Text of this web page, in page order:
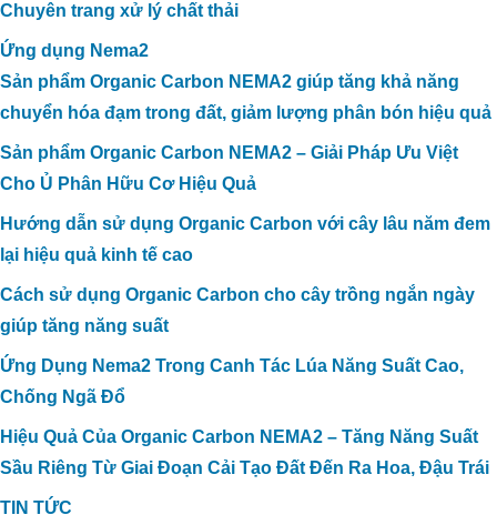
Chuyên trang xử lý chất thải
Ứng dụng Nema2
Sản phẩm Organic Carbon NEMA2 giúp tăng khả năng
chuyển hóa đạm trong đất, giảm lượng phân bón hiệu quả
Sản phẩm Organic Carbon NEMA2 – Giải Pháp Ưu Việt
Cho Ủ Phân Hữu Cơ Hiệu Quả
Hướng dẫn sử dụng Organic Carbon với cây lâu năm đem
lại hiệu quả kinh tế cao
Cách sử dụng Organic Carbon cho cây trồng ngắn ngày
giúp tăng năng suất
Ứng Dụng Nema2 Trong Canh Tác Lúa Năng Suất Cao,
Chống Ngã Đổ
Hiệu Quả Của Organic Carbon NEMA2 – Tăng Năng Suất
Sầu Riêng Từ Giai Đoạn Cải Tạo Đất Đến Ra Hoa, Đậu Trái
TIN TỨC